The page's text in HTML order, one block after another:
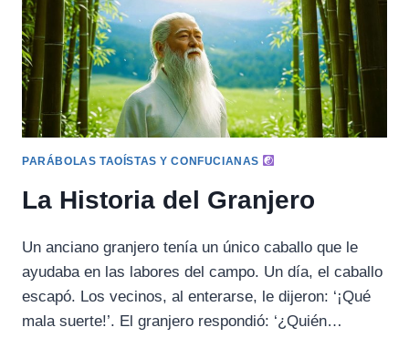
PARÁBOLAS TAOÍSTAS Y CONFUCIANAS
La Historia del Granjero
Un anciano granjero tenía un único caballo que le
ayudaba en las labores del campo. Un día, el caballo
escapó. Los vecinos, al enterarse, le dijeron: ‘¡Qué
mala suerte!’. El granjero respondió: ‘¿Quién…